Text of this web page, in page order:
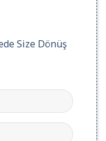
Size Dönüş